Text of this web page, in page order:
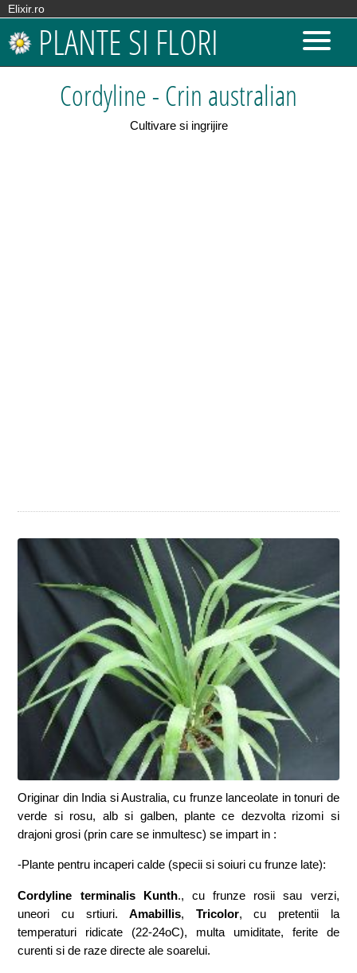
Elixir.ro
PLANTE SI FLORI
Cordyline - Crin australian
Cultivare si ingrijire
Originar din India si Australia, cu frunze lanceolate in tonuri de
verde si rosu, alb si galben, plante ce dezvolta rizomi si
drajoni grosi (prin care se inmultesc) se impart in :
-Plante pentru incaperi calde (specii si soiuri cu frunze late):
Cordyline terminalis Kunth., cu frunze rosii sau verzi,
uneori cu srtiuri.Amabillis, Tricolor, cu pretentii la
temperaturi ridicate (22-24oC), multa umiditate, ferite de
curenti si de raze directe ale soarelui.